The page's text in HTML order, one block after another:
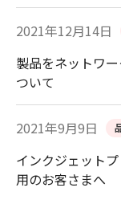
2021年12月14日
製品をネットワ
ついて
2021年9月9日
インクジェット
用のお客さまへ